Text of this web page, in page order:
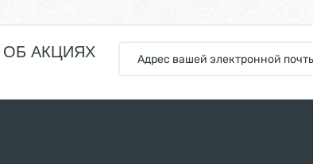
АКЦИЯХ